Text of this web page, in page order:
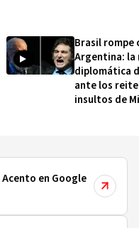
Brasil rompe
Argentina: la
diplomática
ante los
insultos de
en Google